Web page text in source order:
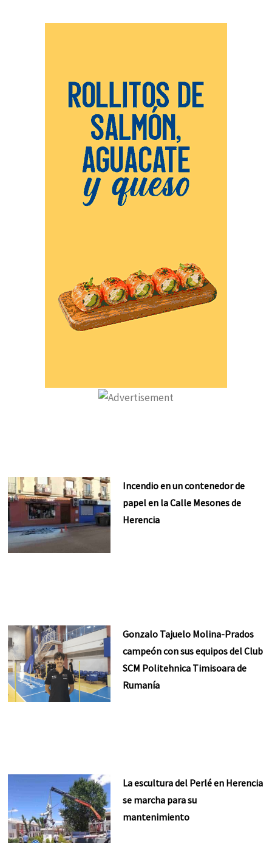
Incendio en un contenedor de
papel en la Calle Mesones de
Herencia
Gonzalo Tajuelo Molina-Prados
campeón con sus equipos del Club
SCM Politehnica Timisoara de
Rumanía
La escultura del Perlé en Herencia
se marcha para su
mantenimiento